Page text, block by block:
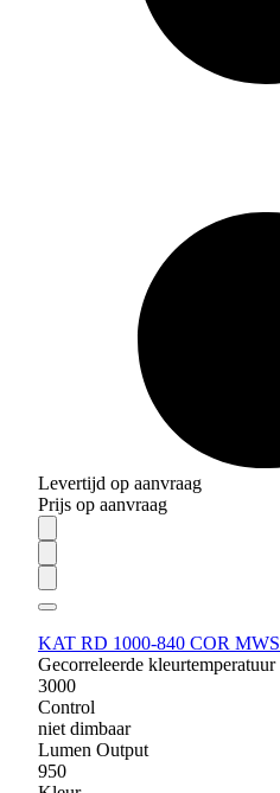
Levertijd op aanvraag
Prijs op aanvraag
KAT RD 1000-840 COR MWS
Gecorreleerde kleurtemperatuur
3000
Control
niet dimbaar
Lumen Output
950